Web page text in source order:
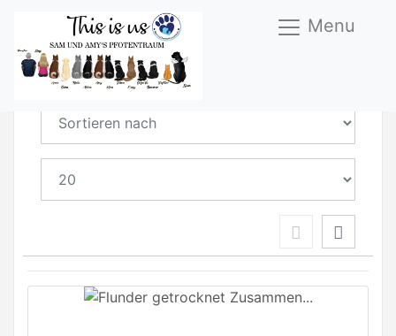
Menu
Fisch Kauartikel